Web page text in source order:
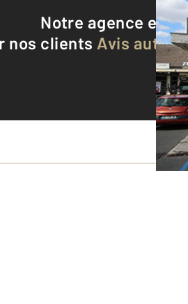
Notre agence est
nos clients Avis
Voir tous les